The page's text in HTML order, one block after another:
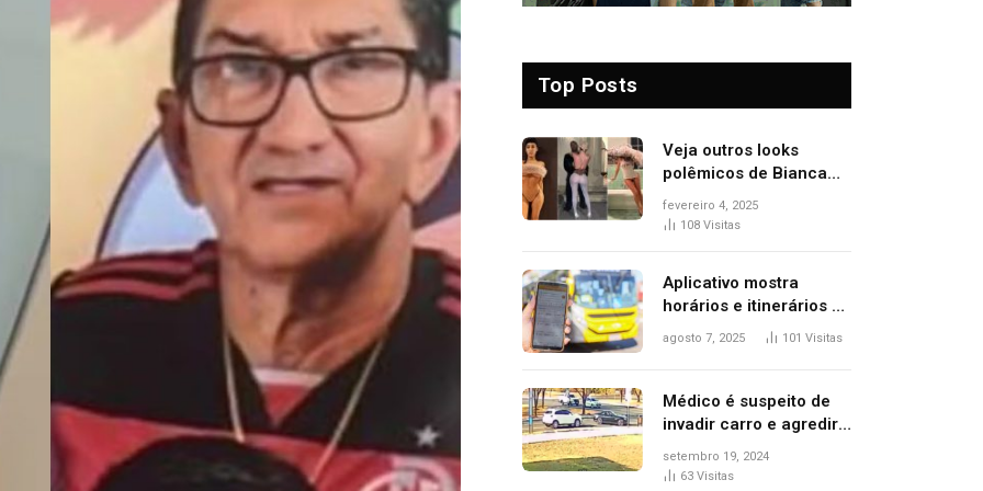
Top Posts
Veja outros looks
polêmicos de Bianca
Censori, esposa de
Kanye West que
fevereiro 4, 2025
108 Visitas
Aplicativo mostra
horários e itinerários de
ônibus a usuários do
agosto 7, 2025 101 Visitas
Médico é suspeito de
invadir carro e agredir
delegado aposentado
durante confusão no
setembro 19, 2024
63 Visitas